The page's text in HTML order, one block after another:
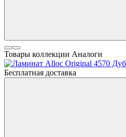
Товары коллекции Аналоги
Бесплатная доставка